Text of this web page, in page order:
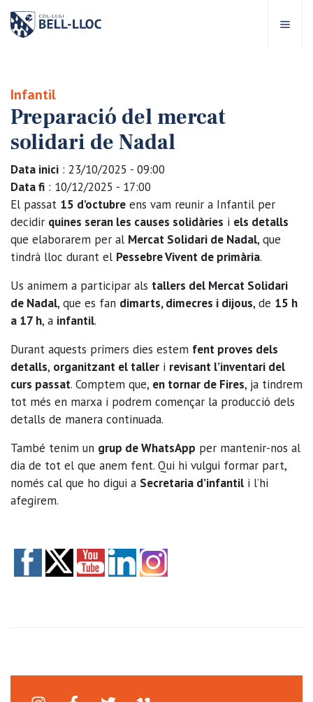
Bell-lloc
Educatiu
educatives
Escolars
Bell-lloc
Infantil
Preparació del mercat
solidari de Nadal
Data inici : 23/10/2025 - 09:00
Data fi : 10/12/2025 - 17:00
El passat 15 d’octubre ens vam reunir a Infantil per
decidir quines seran les causes solidàries i els detalls
que elaborarem per al Mercat Solidari de Nadal, que
tindrà lloc durant el Pessebre Vivent de primària.
Us animem a participar als tallers del Mercat Solidari
de Nadal, que es fan dimarts, dimecres i dijous, de 15 h
a 17 h, a infantil.
Durant aquests primers dies estem fent proves dels
detalls, organitzant el taller i revisant l’inventari del
curs passat. Comptem que, en tornar de Fires, ja tindrem
tot més en marxa i podrem començar la producció dels
detalls de manera continuada.
També tenim un grup de WhatsApp per mantenir-nos al
dia de tot el que anem fent. Qui hi vulgui formar part,
només cal que ho digui a Secretaria d’infantil i l’hi
afegirem.